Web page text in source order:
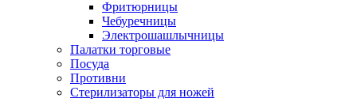
Фритюрницы
Чебуречницы
Электрошашлычницы
Палатки торговые
Посуда
Противни
Стерилизаторы для ножей